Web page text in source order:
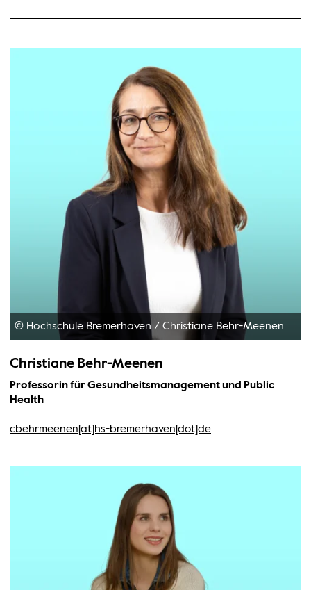
© Hochschule Bremerhaven / Christiane Behr-Meenen
Christiane Behr-Meenen
Professorin für Gesundheitsmanagement und Public
Health
cbehrmeenen[at]hs-bremerhaven[dot]de